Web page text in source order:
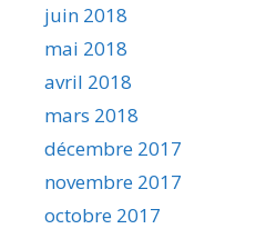
juin 2018
mai 2018
avril 2018
mars 2018
décembre 2017
novembre 2017
octobre 2017